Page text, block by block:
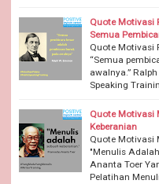
Quote Motivasi
Semua
Quote Motivasi
“Semua
awalnya.”
Speaking
Quote Motivasi
Keberanian
Quote Motivasi
"Menulis
Ananta Toer
Pelatihan